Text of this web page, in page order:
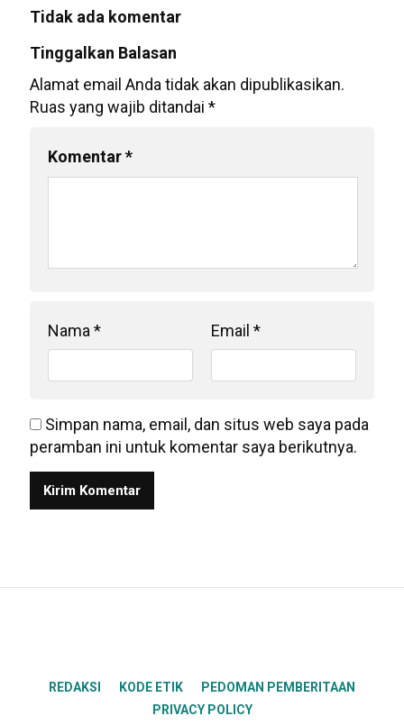
Tidak ada komentar
Tinggalkan Balasan
Alamat email Anda tidak akan dipublikasikan.
Ruas yang wajib ditandai *
Komentar*
Nama * Email *
Simpan nama, email, dan situs web saya pada
peramban ini untuk komentar saya berikutnya.
REDAKSI KODE ETIK
PEDOMAN PEMBERITAAN
PRIVACY POLICY